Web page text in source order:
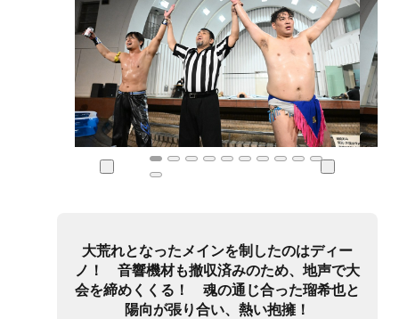
大荒れとなったメインを制したのはディー
ノ！ 音響機材も撤収済みのため、地声で大
会を締めくくる！ 魂の通じ合った瑠希也と
陽向が張り合い、熱い抱擁！